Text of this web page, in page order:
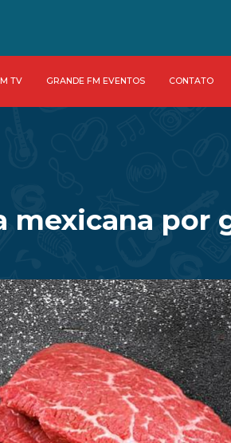
TV GRANDE FM EVENTOS CONTATO
mexicana por